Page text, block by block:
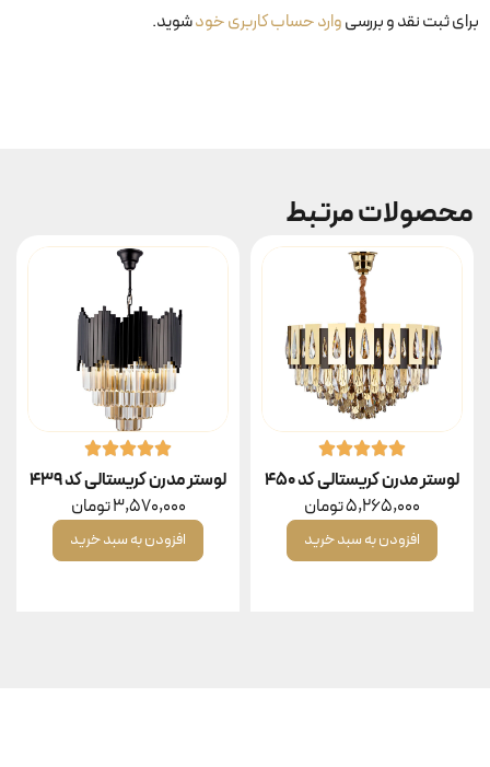
برای ثبت نقد و بررسیوارد حساب کاربری خودشوید.
محصولات مرتبط
لوستر مدرن کریستالی کد ۴۵۰
5,265,000تومان
افزودن به سبد خرید
لوستر مدرن کریستالی کد ۴۳۹
3,570,000تومان
افزودن به سبد خرید